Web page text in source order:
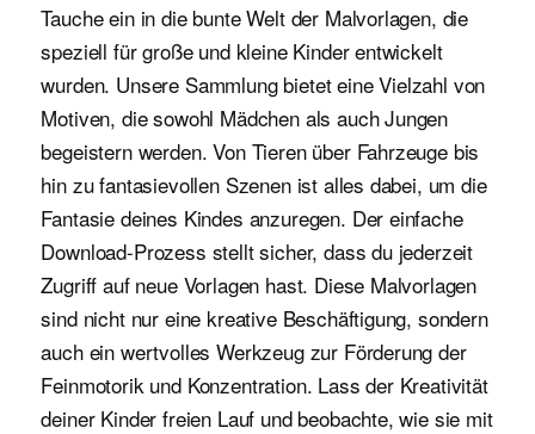
Tauche ein in die bunte Welt der Malvorlagen, die
speziell für große und kleine Kinder entwickelt
wurden. Unsere Sammlung bietet eine Vielzahl von
Motiven, die sowohl Mädchen als auch Jungen
begeistern werden. Von Tieren über Fahrzeuge bis
hin zu fantasievollen Szenen ist alles dabei, um die
Fantasie deines Kindes anzuregen. Der einfache
Download-Prozess stellt sicher, dass du jederzeit
Zugriff auf neue Vorlagen hast. Diese Malvorlagen
sind nicht nur eine kreative Beschäftigung, sondern
auch ein wertvolles Werkzeug zur Förderung der
Feinmotorik und Konzentration. Lass der Kreativität
deiner Kinder freien Lauf und beobachte, wie sie mit